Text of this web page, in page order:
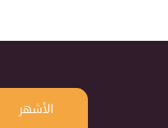
الأشهر